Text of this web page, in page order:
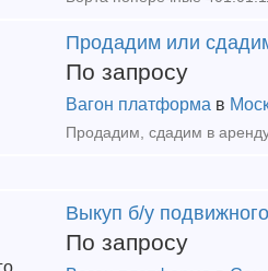
Продадим или
По запросу
Вагон платформа в
Выкуп б/у
По запросу